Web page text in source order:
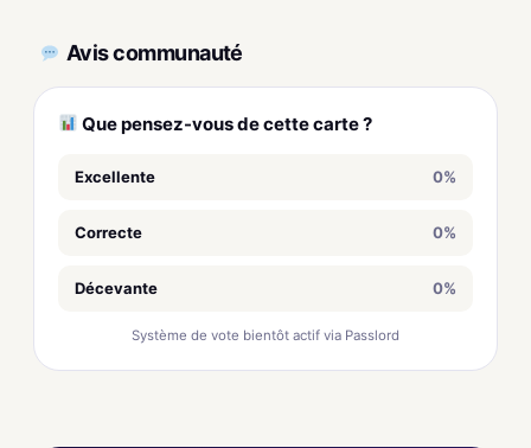
Avis communauté
Que pensez-vous de cette carte ?
Excellente 0%
Correcte 0%
Décevante 0%
Système de vote bientôt actif via Passlord